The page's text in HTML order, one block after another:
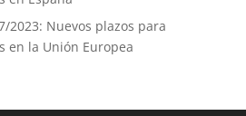
2023: Nuevos plazos para
en la Unión Europea